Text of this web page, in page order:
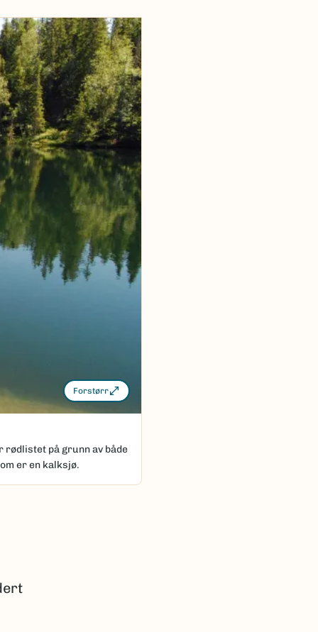
Forstørr
rødlistet på grunn av både
er en kalksjø.